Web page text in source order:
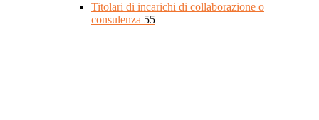
Titolari di incarichi di collaborazione o
consulenza 55